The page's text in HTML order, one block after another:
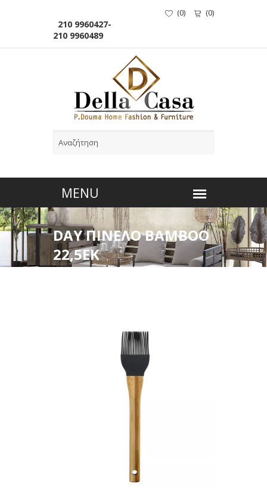
210 9960427-
210 9960489
(0) (0)
DAY ΠΙΝΕΛΟ ΒΑΜΒΟΟ
22,5ΕΚ